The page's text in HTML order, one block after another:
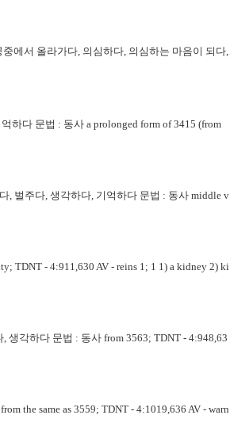
에서 올라가다, 의심하다, 의심하는 마음이 되다,
하다 문법 : 동사 a prolonged form of 3415 (from
, 벌주다, 생각하다, 기억하다 문법 : 동사 middle v
TDNT - 4:911,630 AV - reins 1; 1 1) a kidney 2) ki
각하다 문법 : 동사 from 3563; TDNT - 4:948,63
the same as 3559; TDNT - 4:1019,636 AV - warn